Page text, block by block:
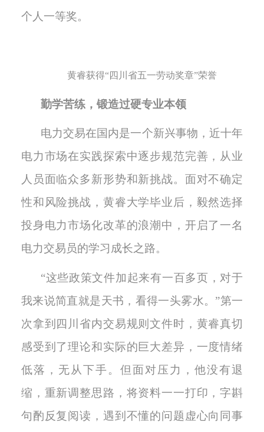
个人一等奖。
黄睿获得“四川省五一劳动奖章”荣誉
勤学苦练， 锻造过硬专业本领
电力交易在国内是一个新兴事物，近十年
电力市场在实践探索中逐步规范完善，从业
人员面临众多新形势和新挑战。面对不确定
性和风险挑战，黄睿大学毕业后，毅然选择
投身电力市场化改革的浪潮中，开启了一名
电力交易员的学习成长之路。
“这些政策文件加起来有一百多页，对于
我来说简直就是天书，看得一头雾水。”第一
次拿到四川省内交易规则文件时，黄睿真切
感受到了理论和实际的巨大差异，一度情绪
低落，无从下手。但面对压力，他没有退
缩，重新调整思路，将资料一一打印，字斟
句酌反复阅读，遇到不懂的问题虚心向同事